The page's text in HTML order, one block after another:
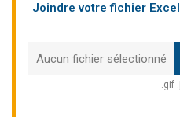
Joindre votre fichier
Aucun fichier sélectionné
.gif